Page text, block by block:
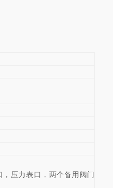
压力表口，两个备用阀门